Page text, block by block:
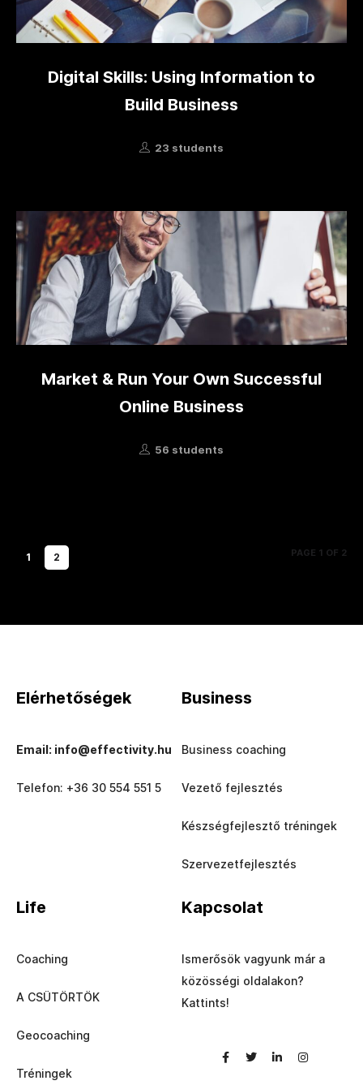
Digital Skills: Using Information to
Build Business
23 students
Market & Run Your Own Successful
Online Business
56 students
1 2 PAGE 1 OF 2
Elérhetőségek
Email: info@effectivity.hu
Telefon: +36 30 554 551 5
Business
Business coaching
Vezető fejlesztés
Készségfejlesztő tréningek
Szervezetfejlesztés
Life
Coaching
A CSÜTÖRTÖK
Geocoaching
Tréningek
Kapcsolat
Ismerősök vagyunk már a
közösségi oldalakon?
Kattints!